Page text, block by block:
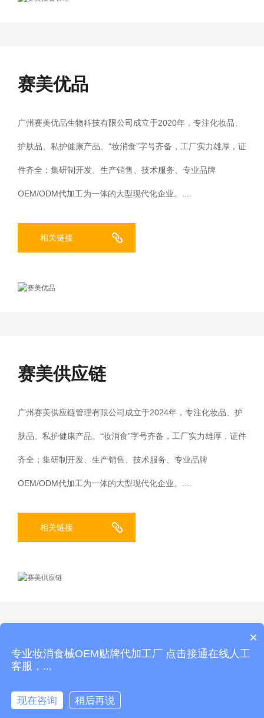
赛美优品
广州赛美优品生物科技有限公司成立于2020年，专注化妆品、
护肤品、私护健康产品。“妆消食”字号齐备，工厂实力雄厚，证
件齐全；集研制开发、生产销售、技术服务、专业品牌
OEM/ODM代加工为一体的大型现代化企业。....
相关链接
赛美供应链
广州赛美供应链管理有限公司成立于2024年，专注化妆品、护
肤品、私护健康产品。“妆消食”字号齐备，工厂实力雄厚，证件
齐全；集研制开发、生产销售、技术服务、专业品牌
OEM/ODM代加工为一体的大型现代化企业。....
相关链接
站内导航： 面膜加工 精油加工 化妆品代加工 护肤品代加工
版权所有© 2009-2026广东赛美集团
快捷访问
×
专业妆消食械OEM贴牌代加工厂 点击接通在线人工
客服，...
现在咨询 稍后再说